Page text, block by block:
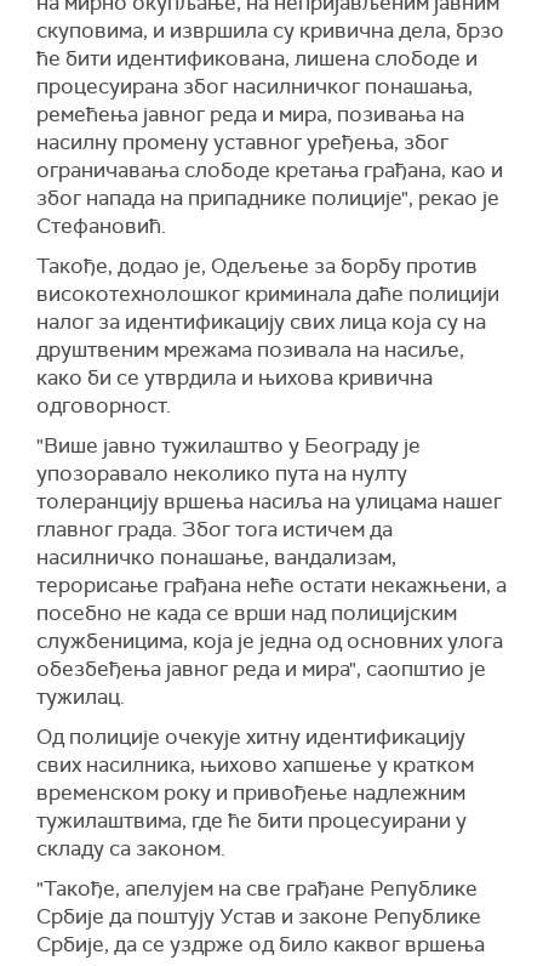
скуповима, и извршила су кривична дела, брзо
ће бити идентификована, лишена слободе и
процесуирана због насилничког понашања,
ремећења јавног реда и мира, позивања на
насилну промену уставног уређења, због
ограничавања слободе кретања грађана, као и
због напада на припаднике полиције", рекао је
Стефановић.
Такође, додао је, Одељење за борбу против
високотехнолошког криминала даће полицији
налог за идентификацију свих лица која су на
друштвеним мрежама позивала на насиље,
како би се утврдила и њихова кривична
одговорност.
"Више јавно тужилаштво у Београду је
упозоравало неколико пута на нулту
толеранцију вршења насиља на улицама нашег
главног града. Због тога истичем да
насилничко понашање, вандализам,
терорисање грађана неће остати некажњени, а
посебно не када се врши над полицијским
службеницима, која је једна од основних улога
обезбеђења јавног реда и мира", саопштио је
тужилац.
Од полиције очекује хитну идентификацију
свих насилника, њихово хапшење у кратком
временском року и привођење надлежним
тужилаштвима, где ће бити процесуирани у
складу са законом.
"Такође, апелујем на све грађане Републике
Србије да поштују Устав и законе Републике
Србије, да се уздрже од било каквог вршења